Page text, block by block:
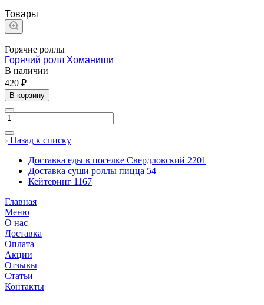
Товары
Горячие роллы
Горячий ролл Хоманиши
В наличии
420 ₽
В корзину
Назад к списку
Доставка еды в поселке Свердловский 2201
Доставка суши роллы пицца 54
Кейтеринг 1167
Главная
Меню
О нас
Доставка
Оплата
Акции
Отзывы
Статьи
Контакты